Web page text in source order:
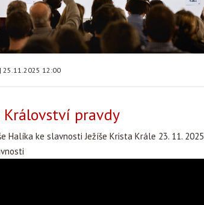
| 25.11.2025 12:00
Království pravdy
Halíka ke slavnosti Ježíše Krista Krále 23. 11. 2025